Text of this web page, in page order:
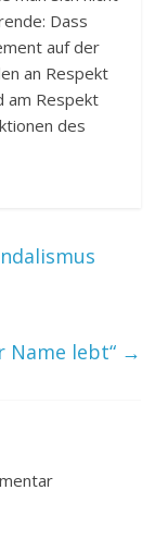
Dass
auf der
an Respekt
am Respekt
des
Name lebt“ →